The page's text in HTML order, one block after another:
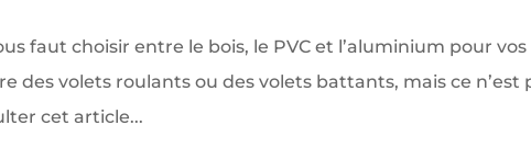
faut choisir entre le bois, le PVC et l’aluminium pour vos
des volets roulants ou des volets battants, mais ce n’est
cet article...